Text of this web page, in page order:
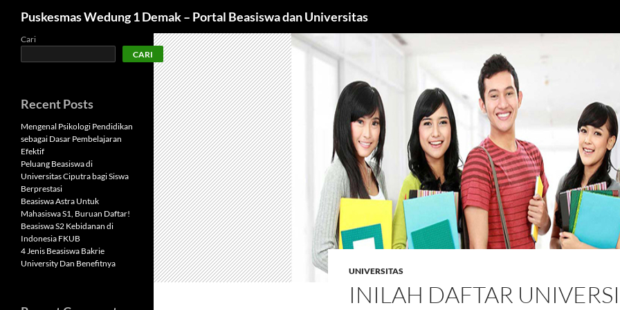
Langsung
Puskesmas Wedung 1 Demak – Portal Beasiswa dan Universitas
UNIVERSITAS
INILAH DAFTAR
Cari
CARI
Recent Posts
Mengenal Psikologi Pendidikan
sebagai Dasar Pembelajaran
Efektif
Peluang Beasiswa di
Universitas Ciputra bagi Siswa
Berprestasi
Beasiswa Astra Untuk
Mahasiswa S1, Buruan Daftar!
Beasiswa S2 Kebidanan di
Indonesia FKUB
4 Jenis Beasiswa Bakrie
University Dan Benefitnya